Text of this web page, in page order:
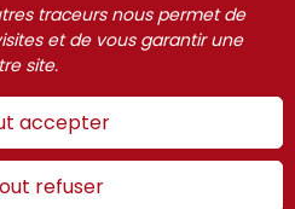
Légales
Partenaires
des cookies
traceurs nous permet de
et de vous garantir une
site.
accepter
refuser